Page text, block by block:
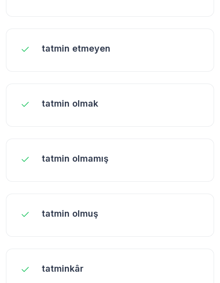
tatmin etmeyen
tatmin olmak
tatmin olmamış
tatmin olmuş
tatminkâr